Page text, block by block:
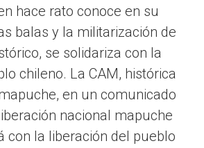
hace rato conoce en su
balas y la militarización de
se solidariza con la
chileno. La CAM, histórica
en un comunicado
nacional mapuche
con la liberación del pueblo